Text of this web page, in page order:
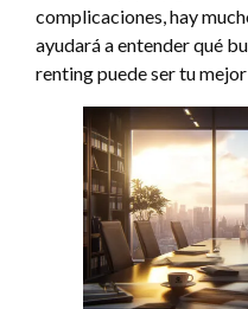
complicaciones, hay
ayudará a entender qué
renting puede ser tu